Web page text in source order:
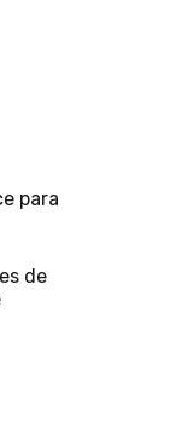
para
de